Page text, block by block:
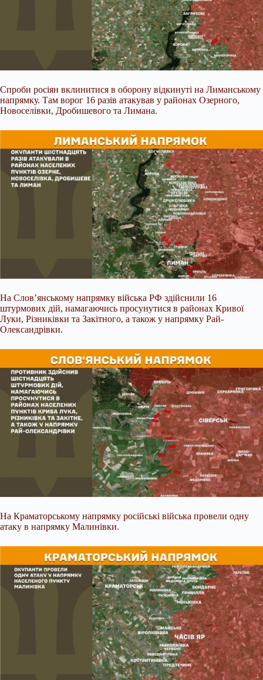
Спроби росіян вклинитися в оборону відкинуті на Лиманському
напрямку. Там ворог 16 разів атакував у районах Озерного,
Новоселівки, Дробишевого та Лимана.
На Слов’янському напрямку війська РФ здійснили 16
штурмових дій, намагаючись просунутися в районах Кривої
Луки, Різниківки та Закітного, а також у напрямку Рай-
Олександрівки.
На Краматорському напрямку російські війська провели одну
атаку в напрямку Малинівки.